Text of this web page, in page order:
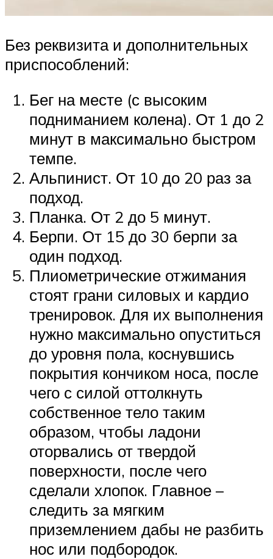
Без реквизита и дополнительных
приспособлений:
Бег на месте (с высоким
подниманием колена). От 1 до 2
минут в максимально быстром
темпе.
Альпинист. От 10 до 20 раз за
подход.
Планка. От 2 до 5 минут.
Берпи. От 15 до 30 берпи за
один подход.
Плиометрические отжимания
стоят грани силовых и кардио
тренировок. Для их выполнения
нужно максимально опуститься
до уровня пола, коснувшись
покрытия кончиком носа, после
чего с силой оттолкнуть
собственное тело таким
образом, чтобы ладони
оторвались от твердой
поверхности, после чего
сделали хлопок. Главное –
следить за мягким
приземлением дабы не разбить
нос или подбородок.